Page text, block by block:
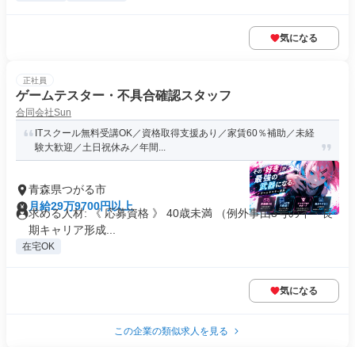
気になる
正社員
ゲームテスター・不具合確認スタッフ
合同会社Sun
ITスクール無料受講OK／資格取得支援あり／家賃60％補助／未経
験大歓迎／土日祝休み／年間...
青森県つがる市
月給29万9700円以上
求める人材: 《 応募資格 》 40歳未満 （例外事由3号のイ・長
期キャリア形成...
在宅OK
気になる
この企業の類似求人を見る